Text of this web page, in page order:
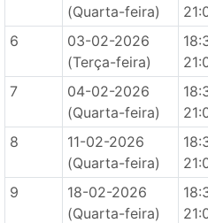
(Quarta-feira)
6
03-02-2026
(Terça-feira)
7
04-02-2026
(Quarta-feira)
8
11-02-2026
(Quarta-feira)
9
18-02-2026
(Quarta-feira)